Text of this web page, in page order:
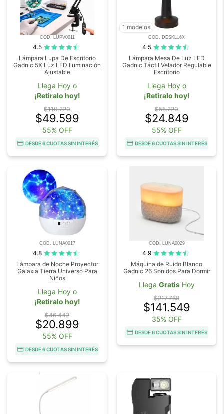
COD. LUPV0011
4.5
Lámpara Lupa De Escritorio
Gadnic 5X Luz LED Iluminación
Ajustable
Llega Hoy o
¡Retiralo hoy!
$110.220
$49.599
55% OFF
DESDE 6 CUOTAS SIN INTERÉS
1 modelos
COD. DESKL16X
4.5
Lámpara Mesa De Luz LED
Gadnic Táctil Velador Regulable
Escritorio
Llega Hoy o
¡Retiralo hoy!
$55.220
$24.849
55% OFF
DESDE 6 CUOTAS SIN INTERÉS
COD. LUNA0017
4.8
Lámpara de Noche Proyector
Galaxia Tierra Universo Para
Niños
Llega Hoy o
¡Retiralo hoy!
$46.442
$20.899
55% OFF
DESDE 6 CUOTAS SIN INTERÉS
COD. LUNA0029
4.9
Máquina de Ruido Blanco
Gadnic 26 Sonidos Para Dormir
Llega GratisHoy
$217.768
$141.549
35% OFF
DESDE 6 CUOTAS SIN INTERÉS